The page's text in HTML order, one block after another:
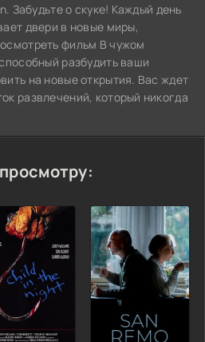
Забудьте о скуке! Каждый день
двери в новые миры,
фильм В чужом
разбудить ваши
на новые открытия. Вас ждет
развлечений, который никогда